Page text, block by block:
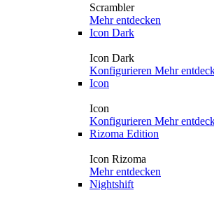
Scrambler
Mehr entdecken
Icon Dark
Icon Dark
Konfigurieren Mehr
Icon
Icon
Konfigurieren Mehr
Rizoma Edition
Icon Rizoma
Mehr entdecken
Nightshift